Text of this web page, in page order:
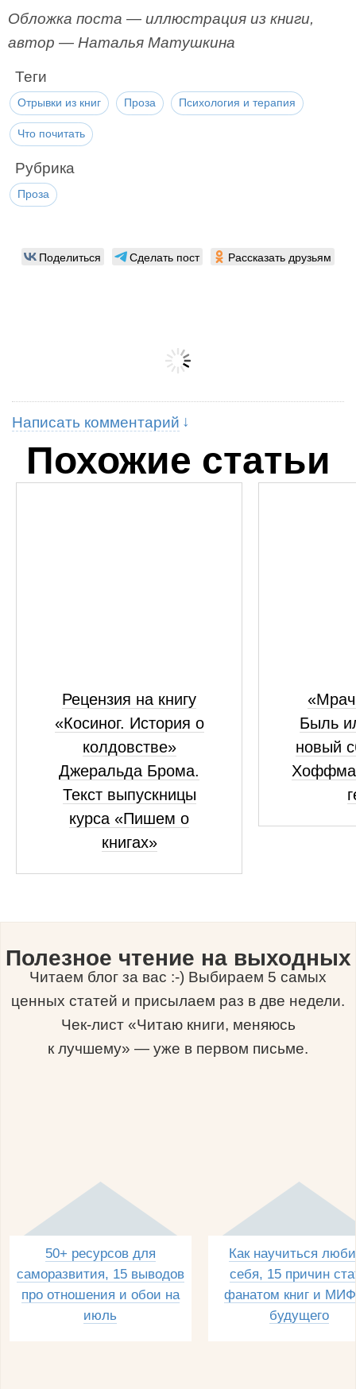
Обложка поста — иллюстрация из книги,
автор — Наталья Матушкина
Теги
Отрывки из книг Проза Психология и терапия
Что почитать
Рубрика
Проза
Поделиться Сделать пост Рассказать друзьям
Написать комментарий
Похожие статьи
Рецензия на книгу
«Косиног. История о
колдовстве»
Джеральда Брома.
Текст выпускницы
курса «Пишем о
книгах»
Быль
новый
Полезное чтение на выходных
Читаем блог за вас :-) Выбираем 5 самых
ценных статей и присылаем раз в две недели.
Чек-лист «Читаю книги, меняюсь
к лучшему» — уже в первом письме.
50+ ресурсов для
саморазвития, 15 выводов
про отношения и обои на
июль
Как научиться
себя, 15 причин
фанатом книг и
будущего